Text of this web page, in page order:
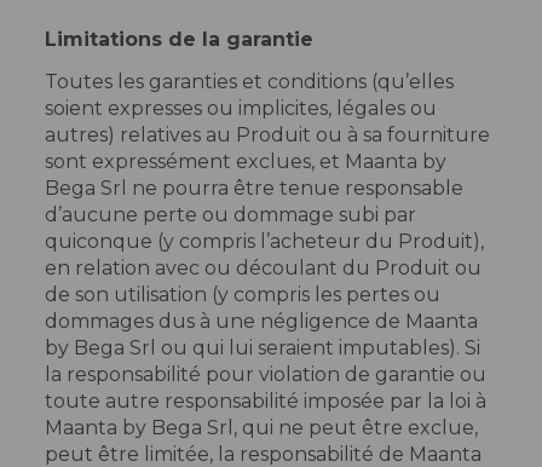
Limitations de la garantie
Toutes les garanties et conditions (qu’elles
soient expresses ou implicites, légales ou
autres) relatives au Produit ou à sa fourniture
sont expressément exclues, et Maanta by
Bega Srl ne pourra être tenue responsable
d’aucune perte ou dommage subi par
quiconque (y compris l’acheteur du Produit),
en relation avec ou découlant du Produit ou
de son utilisation (y compris les pertes ou
dommages dus à une négligence de Maanta
by Bega Srl ou qui lui seraient imputables). Si
la responsabilité pour violation de garantie ou
toute autre responsabilité imposée par la loi à
Maanta by Bega Srl, qui ne peut être exclue,
peut être limitée, la responsabilité de Maanta